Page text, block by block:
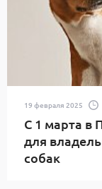
19 февраля 2025
С 1 марта в
для
собак